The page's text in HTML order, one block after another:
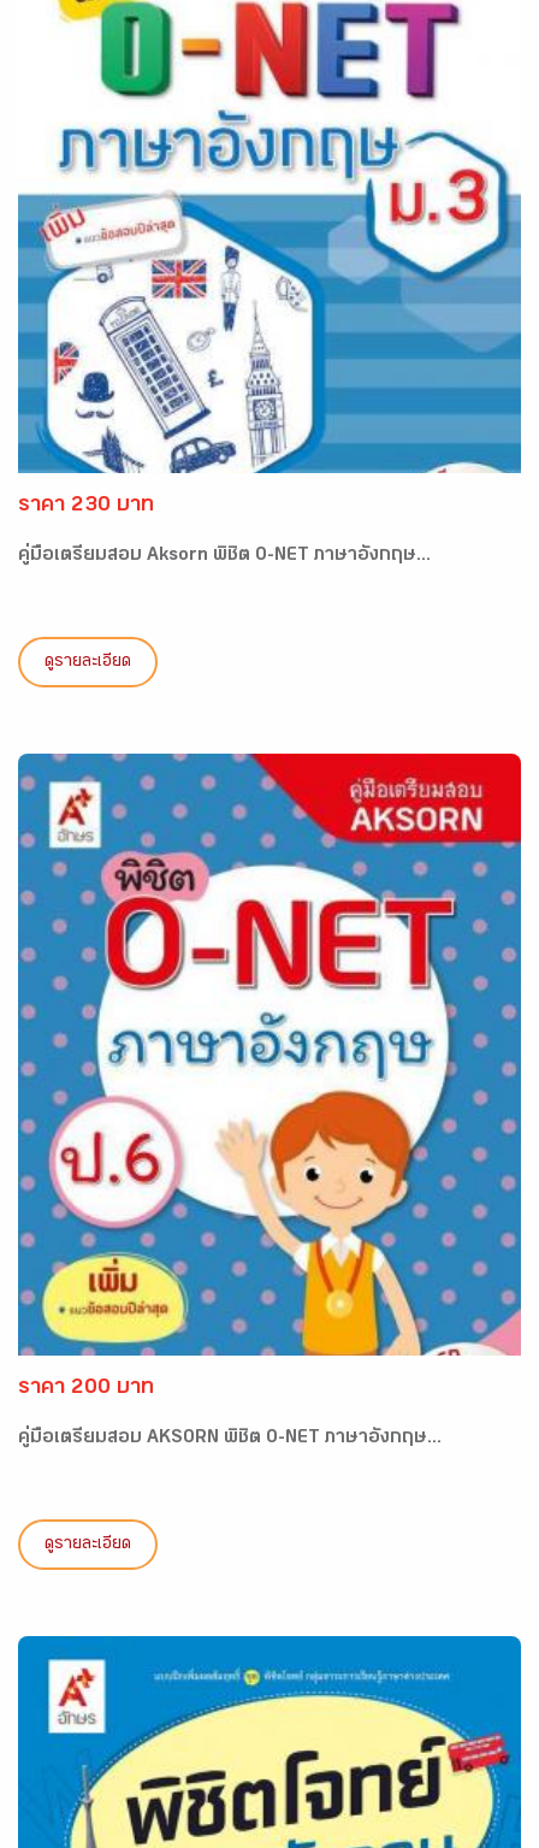
ราคา 230 บาท
คู่มือเตรียมสอบ Aksorn พิชิต O-NET ภาษาอังกฤษ...
ดูรายละเอียด
ราคา 200 บาท
คู่มือเตรียมสอบ AKSORN พิชิต O-NET ภาษาอังกฤษ...
ดูรายละเอียด